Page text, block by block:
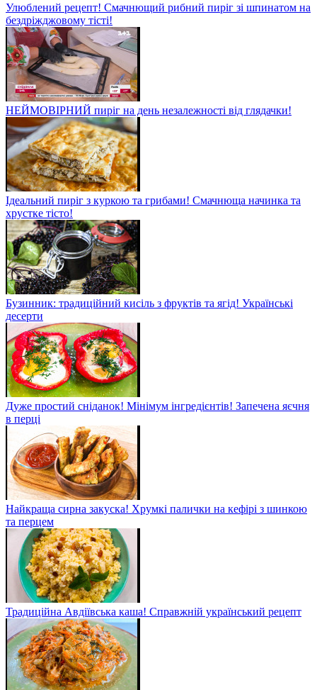
Улюблений рецепт! Смачнющий рибний пиріг зі шпинатом на
бездріжджовому тісті!
НЕЙМОВІРНИЙ пиріг на день незалежності від глядачки!
Ідеальний пиріг з куркою та грибами! Смачнюща начинка та
хрустке тісто!
Бузинник: традиційний кисіль з фруктів та ягід! Українські
десерти
Дуже простий сніданок! Мінімум інгредієнтів! Запечена яєчня
в перці
Найкраща сирна закуска! Хрумкі палички на кефірі з шинкою
та перцем
Традиційна Авдіївська каша! Справжній український рецепт